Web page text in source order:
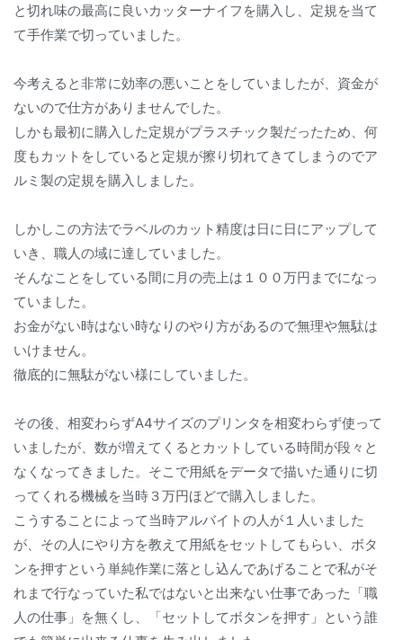
と切れ味の最高に良いカッターナイフを購入し、定規を当て
て手作業で切っていました。
今考えると非常に効率の悪いことをしていましたが、資金が
ないので仕方がありませんでした。
しかも最初に購入した定規がプラスチック製だったため、何
度もカットをしていると定規が擦り切れてきてしまうのでア
ルミ製の定規を購入しました。
しかしこの方法でラベルのカット精度は日に日にアップして
いき、職人の域に達していました。
そんなことをしている間に月の売上は１００万円までになっ
ていました。
お金がない時はない時なりのやり方があるので無理や無駄は
いけません。
徹底的に無駄がない様にしていました。
その後、相変わらずA4サイズのプリンタを相変わらず使って
いましたが、数が増えてくるとカットしている時間が段々と
なくなってきました。そこで用紙をデータで描いた通りに切
ってくれる機械を当時３万円ほどで購入しました。
こうすることによって当時アルバイトの人が１人いました
が、その人にやり方を教えて用紙をセットしてもらい、ボタ
ンを押すという単純作業に落とし込んであげることで私がそ
れまで行なっていた私ではないと出来ない仕事であった「職
人の仕事」を無くし、「セットしてボタンを押す」という誰